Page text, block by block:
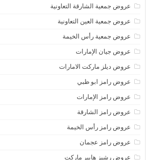
عروض جمعية الشارقة التعاونية
عروض جمعية العين التعاونية
عروض جمعية رأس الخيمة
عروض جيان الإمارات
عروض ديلز ماركت الامارات
عروض رامز ابو ظبي
عروض رامز الإمارات
عروض رامز الشارقة
عروض رامز رأس الخيمة
عروض رامز عجمان
عروض رشيز هايبر ماركت